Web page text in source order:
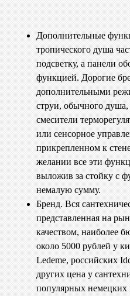
Дополнительные
тропического душа
подсветку, а панели
функцией. Дорогие
дополнительными
струи, обычного душа,
смесители
или сенсорное
прикрепленном к
желании все эти
выложив за стойку с
немалую сумму.
Бренд. Вся
представленная на
качеством, наиболее
около 5000 рублей у
Ledeme, российских
других цена у
популярных немецких